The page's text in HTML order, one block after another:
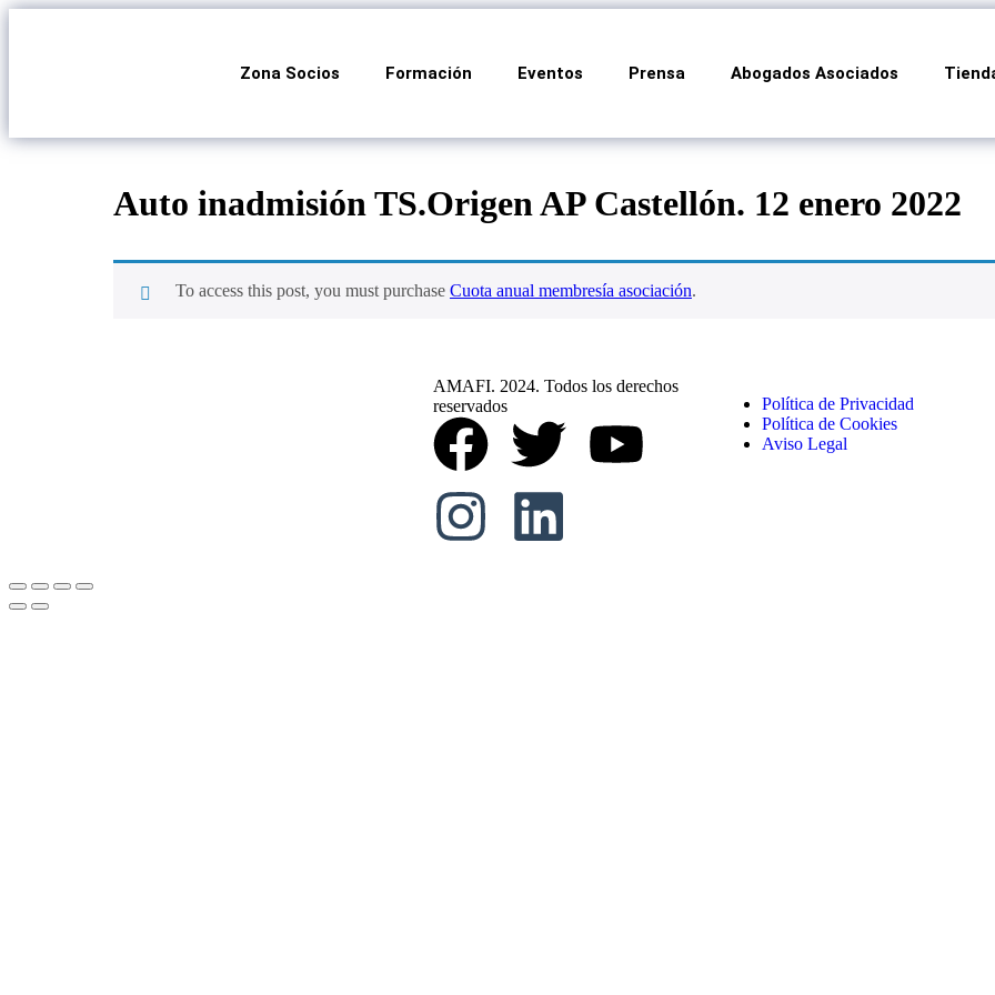
Zona Socios Formación Eventos Prensa Abogados Asociados
Auto inadmisión TS.Origen AP Castellón. 12 enero 2022
To access this post, you must purchase Cuota anual membresía asociación.
AMAFI. 2024. Todos los derechos
reservados
Política de Privacidad
Política de Cookies
Aviso Legal